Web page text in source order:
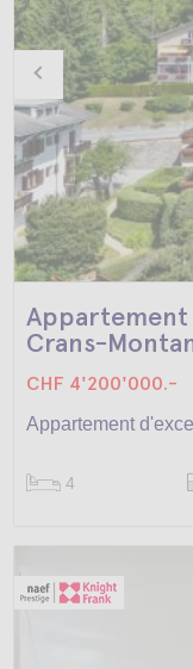
Crans-
CHF 4'200'000.-
Appartement
4